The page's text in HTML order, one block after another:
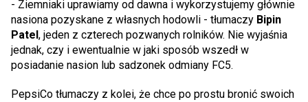
- Ziemniaki uprawiamy od dawna i wykorzystujemy głównie
nasiona pozyskane z własnych hodowli - tłumaczy Bipin
Patel , jeden z czterech pozwanych rolników. Nie wyjaśnia
jednak, czy i ewentualnie w jaki sposób wszedł w
posiadanie nasion lub sadzonek odmiany FC5.
PepsiCo tłumaczy z kolei, że chce po prostu bronić swoich